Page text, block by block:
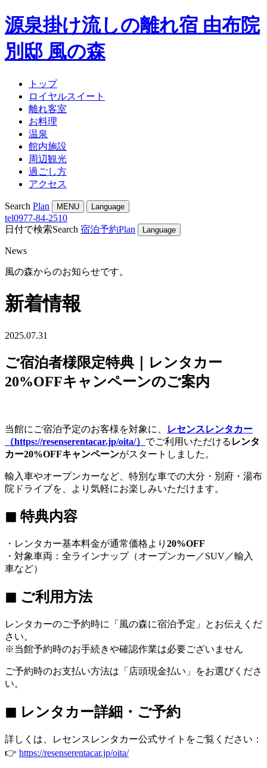
源泉掛け流しの離れ宿 由布院
別邸 風の森
トップ
ロイヤルスイート
離れ客室
お料理
温泉
館内施設
周辺観光
過ごし方
アクセス
Search Plan MENU Language
tel0977-84-2510
日付で検索Search 宿泊予約Plan Language
News
風の森からのお知らせです。
新着情報
2025.07.31
ご宿泊者様限定特典｜レンタカー
20%OFFキャンペーンのご案内
当館にご宿泊予定のお客様を対象に、
レセンスレンタカー
（https://resenserentacar.jp/oita/） でご利用いただける レンタ
カー20%OFFキャンペーンがスタートしました。
輸入車やオープンカーなど、特別な車での大分・別府・湯布
院ドライブを、より気軽にお楽しみいただけます。
◼ 特典内容
・レンタカー基本料金が通常価格より 20%OFF
・対象車両：全ラインナップ（オープンカー／SUV／輸入
車など）
◼ ご利用方法
レンタカーのご予約時に「風の森に宿泊予定」とお伝えくだ
さい。
※当館予約時のお手続きや確認作業は必要ございません
ご予約時のお支払い方法は「店頭現金払い」をお選びくださ
い。
◼ レンタカー詳細・ご予約
詳しくは、レセンスレンタカー公式サイトをご覧ください：
👉 https://resenserentacar.jp/oita/